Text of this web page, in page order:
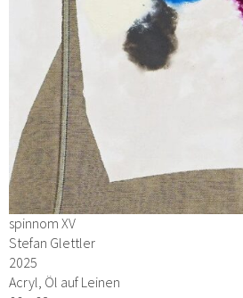
spinnom XV
Stefan Glettler
2025
Acryl, Öl auf Leinen